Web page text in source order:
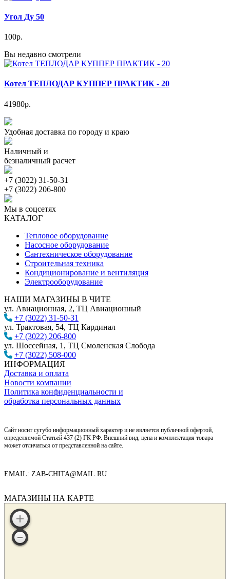
Угол Ду 50
100р.
Вы недавно смотрели
Котел ТЕПЛОДАР КУППЕР ПРАКТИК - 20
41980р.
Удобная доставка по городу и краю
Наличный и
безналичный расчет
+7 (3022) 31-50-31
+7 (3022) 206-800
Мы в соцсетях
КАТАЛОГ
Тепловое оборудование
Насосное оборудование
Сантехническое оборудование
Строительная техника
Кондиционирование и вентиляция
Электрооборудование
НАШИ МАГАЗИНЫ В ЧИТЕ
ул. Авиационная, 2, ТЦ Авиационный
+7 (3022) 31-50-31
ул. Трактовая, 54, ТЦ Кардинал
+7 (3022) 206-800
ул. Шоссейная, 1, ТЦ Смоленская Слобода
+7 (3022) 508-000
ИНФОРМАЦИЯ
Доставка и оплата
Новости компании
Политика конфиденциальности и
обработка персональных данных
Сайт носит сугубо информационный характер и не является публичной офертой,
определяемой Статьей 437 (2) ГК РФ. Внешний вид, цена и комплектация товара
может отличаться от представленной на сайте.
EMAIL: ZAB-CHITA@MAIL.RU
МАГАЗИНЫ НА КАРТЕ